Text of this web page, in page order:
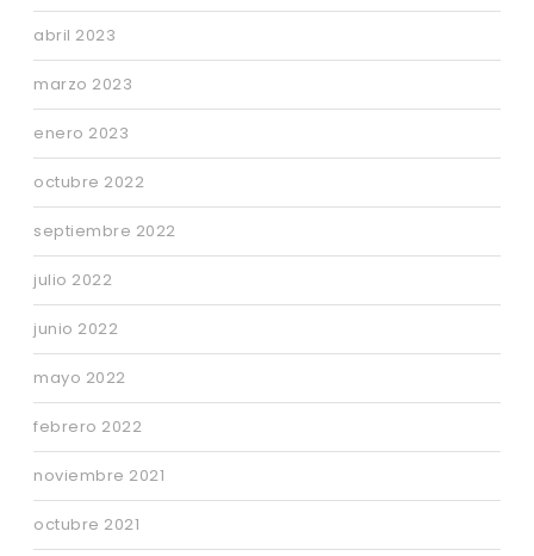
abril 2023
marzo 2023
enero 2023
octubre 2022
septiembre 2022
julio 2022
junio 2022
mayo 2022
febrero 2022
noviembre 2021
octubre 2021